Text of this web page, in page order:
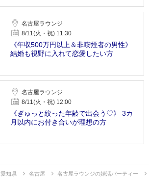
名古屋ラウンジ
8/11(火・祝) 11:30
《年収500万円以上＆非喫煙者の男性》
結婚も視野に入れて恋愛したい方
名古屋ラウンジ
8/11(火・祝) 12:00
《ぎゅっと絞った年齢で出会う♡》 3カ
月以内にお付き合いが理想の方
愛知県 名古屋 名古屋ラウンジの婚活パーティー